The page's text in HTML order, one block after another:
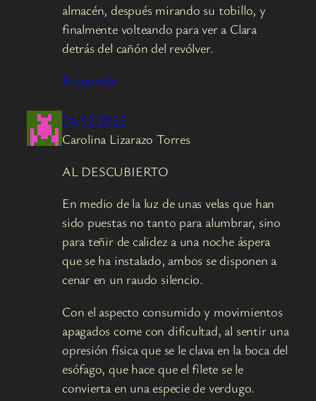
almacén, después mirando su tobillo, y
finalmente volteando para ver a Clara
detrás del cañón del revólver.
Responder
04/12/2025
Carolina Lizarazo Torres
AL DESCUBIERTO
En medio de la luz de unas velas que han
sido puestas no tanto para alumbrar, sino
para teñir de calidez a una noche áspera
que se ha instalado, ambos se disponen a
cenar en un raudo silencio.
Con el aspecto consumido y movimientos
apagados come con dificultad, al sentir una
opresión física que se le clava en la boca del
esófago, que hace que el filete se le
convierta en una especie de verdugo.